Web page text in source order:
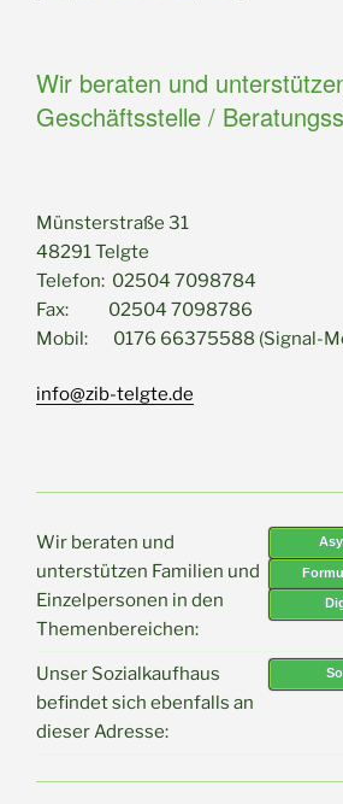
Wir beraten und
Geschäftsstelle /
Münsterstraße 31
48291 Telgte
Telefon: 02504 7098784
Fax: 02504 7098786
Mobil: 0176 66375588 (Signal-
info@zib-telgte.de
Wir beraten und
unterstützen Familien und
Einzelpersonen in den
Themenbereichen:
Unser Sozialkaufhaus
befindet sich ebenfalls an
dieser Adresse: